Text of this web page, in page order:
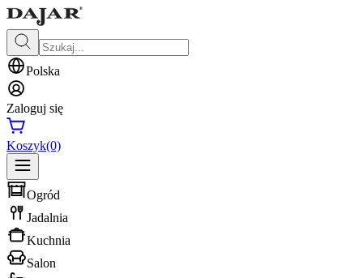
Polska
Zaloguj się
Koszyk(0)
Ogród
Jadalnia
Kuchnia
Salon